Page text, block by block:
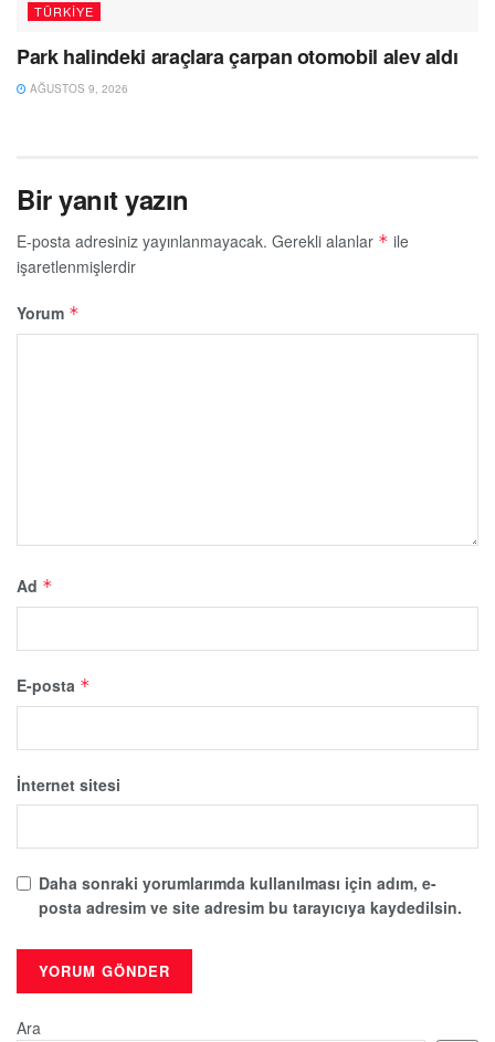
TÜRKIYE
Park halindeki araçlara çarpan otomobil alev aldı
AĞUSTOS 9, 2026
Bir yanıt yazın
E-posta adresiniz yayınlanmayacak. Gerekli alanlar * ile
işaretlenmişlerdir
Yorum *
Ad *
E-posta *
İnternet sitesi
Daha sonraki yorumlarımda kullanılması için adım, e-
posta adresim ve site adresim bu tarayıcıya kaydedilsin.
Ara